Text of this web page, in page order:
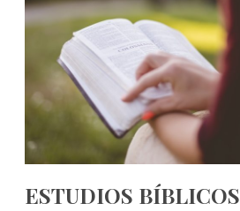
ESTUDIOS BÍBLICOS